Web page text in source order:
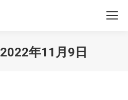
2022年11月9日